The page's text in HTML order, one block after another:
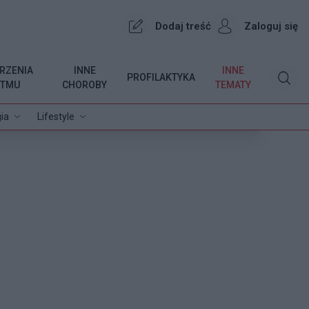
Dodaj treść Zaloguj się
Lifestyle
INNE
CHOROBY
PROFILAKTYKA
INNE
TEMATY